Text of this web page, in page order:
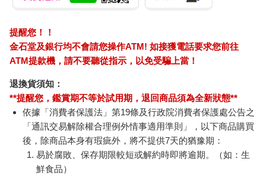
提醒您！！
金石堂及銀行均不會請您操作ATM! 如接獲電話要求您前往
ATM提款機，請不要聽從指示，以免受騙上當！
退換貨須知：
**提醒您，鑑賞期不等於試用期，退回商品須為全新狀態**
依據「消費者保護法」第19條及行政院消費者保護處公告之
「通訊交易解除權合理例外情事適用準則」，以下商品購買
後，除商品本身有瑕疵外，將不提供7天的猶豫期：
易於腐敗、保存期限較短或解約時即將逾期。（如：生
鮮食品）